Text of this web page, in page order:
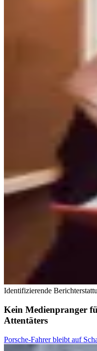
Identifizierende
Kein Medienpranger
Attentäters
Porsche-Fahrer bleibt auf